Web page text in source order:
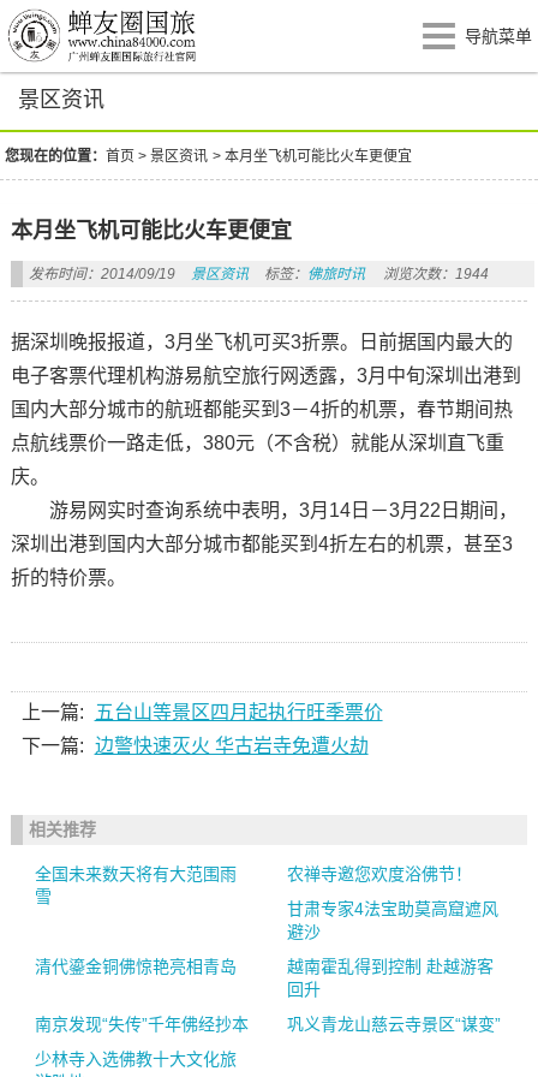
导航菜单
景区资讯
您现在的位置：首页 >景区资讯 >本月坐飞机可能比火车更便宜
本月坐飞机可能比火车更便宜
发布时间：2014/09/19 景区资讯 标签： 佛旅时讯 浏览次数：1944
据深圳晚报报道，3月坐飞机可买3折票。日前据国内最大的
电子客票代理机构游易航空旅行网透露，3月中旬深圳出港到
国内大部分城市的航班都能买到3－4折的机票，春节期间热
点航线票价一路走低，380元（不含税）就能从深圳直飞重
庆。
游易网实时查询系统中表明，3月14日－3月22日期间，
深圳出港到国内大部分城市都能买到4折左右的机票，甚至3
折的特价票。
上一篇:
五台山等景区四月起执行旺季票价
下一篇: 边警快速灭火 华古岩寺免遭火劫
相关推荐
全国未来数天将有大范围雨
雪
农禅寺邀您欢度浴佛节！
甘肃专家4法宝助莫高窟遮风
避沙
清代鎏金铜佛惊艳亮相青岛
越南霍乱得到控制 赴越游客
回升
南京发现“失传”千年佛经抄本
巩义青龙山慈云寺景区“谋变”
少林寺入选佛教十大文化旅